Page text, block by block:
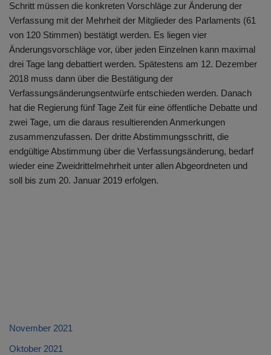
Schritt müssen die konkreten Vorschläge zur Änderung der
Verfassung mit der Mehrheit der Mitglieder des Parlaments (61
von 120 Stimmen) bestätigt werden. Es liegen vier
Änderungsvorschläge vor, über jeden Einzelnen kann maximal
drei Tage lang debattiert werden. Spätestens am 12. Dezember
2018 muss dann über die Bestätigung der
Verfassungsänderungsentwürfe entschieden werden. Danach
hat die Regierung fünf Tage Zeit für eine öffentliche Debatte und
zwei Tage, um die daraus resultierenden Anmerkungen
zusammenzufassen. Der dritte Abstimmungsschritt, die
endgültige Abstimmung über die Verfassungsänderung, bedarf
wieder eine Zweidrittelmehrheit unter allen Abgeordneten und
soll bis zum 20. Januar 2019 erfolgen.
November 2021
Oktober 2021